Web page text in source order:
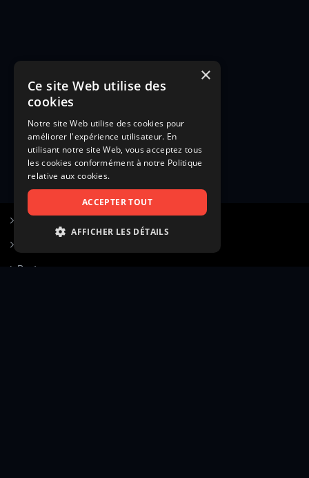
Poster une annonce
×
Ce site Web utilise des
cookies
Notre site Web utilise des cookies pour
améliorer l'expérience utilisateur. En
utilisant notre site Web, vous acceptez tous
les cookies conformément à notre Politique
relative aux cookies.
ACCEPTER TOUT
AFFICHER LES DÉTAILS